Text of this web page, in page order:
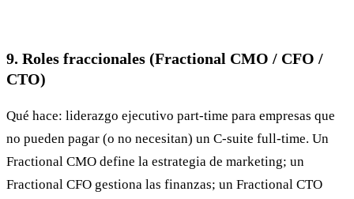
9. Roles fraccionales (Fractional CMO / CFO /
CTO)
Qué hace: liderazgo ejecutivo part-time para empresas que
no pueden pagar (o no necesitan) un C-suite full-time. Un
Fractional CMO define la estrategia de marketing; un
Fractional CFO gestiona las finanzas; un Fractional CTO